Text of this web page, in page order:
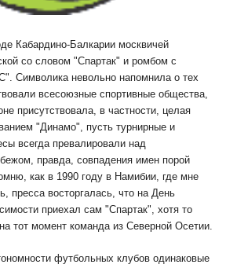
Кабардино-Балкарии москвичей
со словом "Спартак" и ромбом с
Символика невольно напомнила о тех
всесоюзные спортивные общества,
присутствовала, в частности, целая
"Динамо", пусть турнирные и
всегда превалировали над
правда, совпадения имен порой
как в 1990 году в Намибии, где мне
пресса восторгалась, что на День
приехал сам "Спартак", хотя то
тот момент команда из Северной Осетии.
футбольных клубов одинаковые